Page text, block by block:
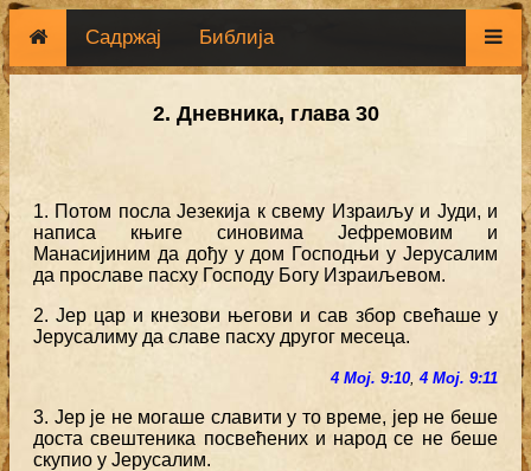
Садржај Библија
2. Дневника, глава 30
1. Потом посла Језекија к свему Израиљу и Јуди, и
написа књиге синовима Јефремовим и
Манасијиним да дођу у дом Господњи у Јерусалим
да прославе пасху Господу Богу Израиљевом.
2. Јер цар и кнезови његови и сав збор свећаше у
Јерусалиму да славе пасху другог месеца.
4 Мој. 9:10, 4 Мој. 9:11
3. Јер је не могаше славити у то време, јер не беше
доста свештеника посвећених и народ се не беше
скупио у Јерусалим.